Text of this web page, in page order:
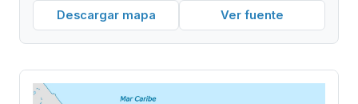
Descargar mapa Ver fuente